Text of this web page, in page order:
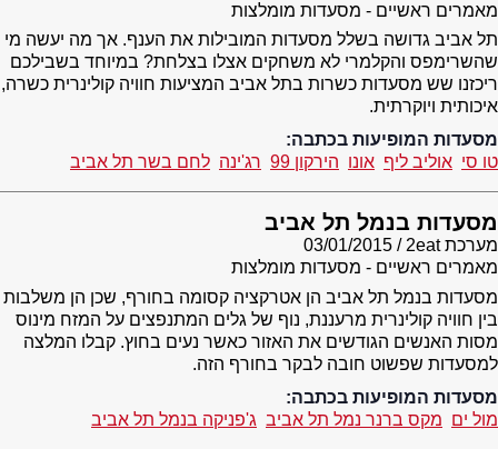
מאמרים ראשיים - מסעדות מומלצות
תל אביב גדושה בשלל מסעדות המובילות את הענף. אך מה יעשה מי
שהשרימפס והקלמרי לא משחקים אצלו בצלחת? במיוחד בשבילכם
ריכזנו שש מסעדות כשרות בתל אביב המציעות חוויה קולינרית כשרה,
איכותית ויוקרתית.
מסעדות המופיעות בכתבה:
טו סי אוליב ליף אונו הירקון 99 רג'ינה לחם בשר תל אביב
מסעדות בנמל תל אביב
מערכת 2eat
03/01/2015
מאמרים ראשיים - מסעדות מומלצות
מסעדות בנמל תל אביב הן אטרקציה קסומה בחורף, שכן הן משלבות
בין חוויה קולינרית מרעננת, נוף של גלים המתנפצים על המזח מינוס
מסות האנשים הגודשים את האזור כאשר נעים בחוץ. קבלו המלצה
למסעדות שפשוט חובה לבקר בחורף הזה.
מסעדות המופיעות בכתבה:
מול ים מקס ברנר נמל תל אביב ג'פניקה בנמל תל אביב